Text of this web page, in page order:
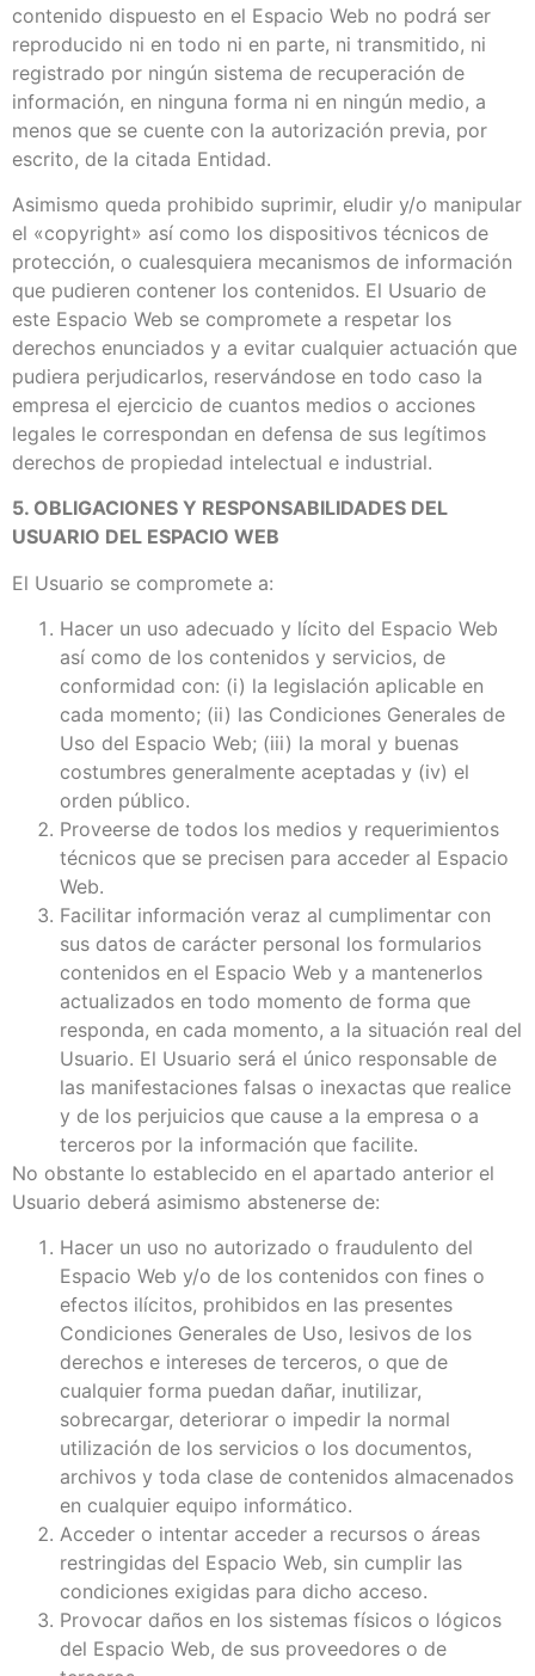
contenido dispuesto en el Espacio Web no podrá ser
reproducido ni en todo ni en parte, ni transmitido, ni
registrado por ningún sistema de recuperación de
información, en ninguna forma ni en ningún medio, a
menos que se cuente con la autorización previa, por
escrito, de la citada Entidad.
Asimismo queda prohibido suprimir, eludir y/o manipular
el «copyright» así como los dispositivos técnicos de
protección, o cualesquiera mecanismos de información
que pudieren contener los contenidos. El Usuario de
este Espacio Web se compromete a respetar los
derechos enunciados y a evitar cualquier actuación que
pudiera perjudicarlos, reservándose en todo caso la
empresa el ejercicio de cuantos medios o acciones
legales le correspondan en defensa de sus legítimos
derechos de propiedad intelectual e industrial.
5. OBLIGACIONES Y RESPONSABILIDADES DEL
USUARIO DEL ESPACIO WEB
El Usuario se compromete a:
Hacer un uso adecuado y lícito del Espacio Web
así como de los contenidos y servicios, de
conformidad con: (i) la legislación aplicable en
cada momento; (ii) las Condiciones Generales de
Uso del Espacio Web; (iii) la moral y buenas
costumbres generalmente aceptadas y (iv) el
orden público.
Proveerse de todos los medios y requerimientos
técnicos que se precisen para acceder al Espacio
Web.
Facilitar información veraz al cumplimentar con
sus datos de carácter personal los formularios
contenidos en el Espacio Web y a mantenerlos
actualizados en todo momento de forma que
responda, en cada momento, a la situación real del
Usuario. El Usuario será el único responsable de
las manifestaciones falsas o inexactas que realice
y de los perjuicios que cause a la empresa o a
terceros por la información que facilite.
No obstante lo establecido en el apartado anterior el
Usuario deberá asimismo abstenerse de:
Hacer un uso no autorizado o fraudulento del
Espacio Web y/o de los contenidos con fines o
efectos ilícitos, prohibidos en las presentes
Condiciones Generales de Uso, lesivos de los
derechos e intereses de terceros, o que de
cualquier forma puedan dañar, inutilizar,
sobrecargar, deteriorar o impedir la normal
utilización de los servicios o los documentos,
archivos y toda clase de contenidos almacenados
en cualquier equipo informático.
Acceder o intentar acceder a recursos o áreas
restringidas del Espacio Web, sin cumplir las
condiciones exigidas para dicho acceso.
Provocar daños en los sistemas físicos o lógicos
del Espacio Web, de sus proveedores o de